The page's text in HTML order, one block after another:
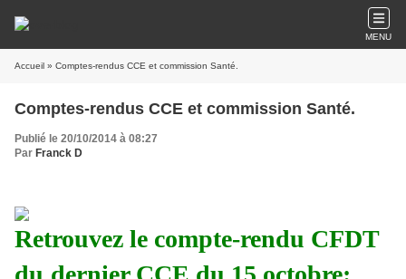
MENU
Accueil » Comptes-rendus CCE et commission Santé.
Comptes-rendus CCE et commission Santé.
Publié le 20/10/2014 à 08:27
Par Franck D
Retrouvez le compte-rendu CFDT